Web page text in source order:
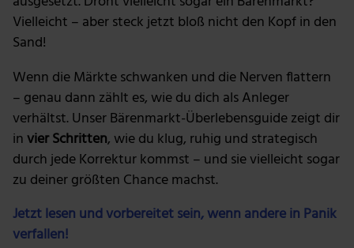
Vielleicht – aber steck jetzt bloß nicht den Kopf in den
Sand!
Wenn die Märkte schwanken und die Nerven flattern
– genau dann zählt es, wie du dich als Anleger
verhältst. Unser Bärenmarkt-Überlebensguide zeigt dir
invier Schritten, wie du klug, ruhig und strategisch
durch jede Korrektur kommst – und sie vielleicht sogar
zu deiner größten Chance machst.
Jetzt lesen und vorbereitet sein, wenn andere in Panik
verfallen!